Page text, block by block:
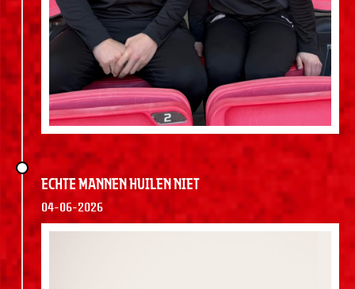
Echte mannen huilen niet
04-06-2026